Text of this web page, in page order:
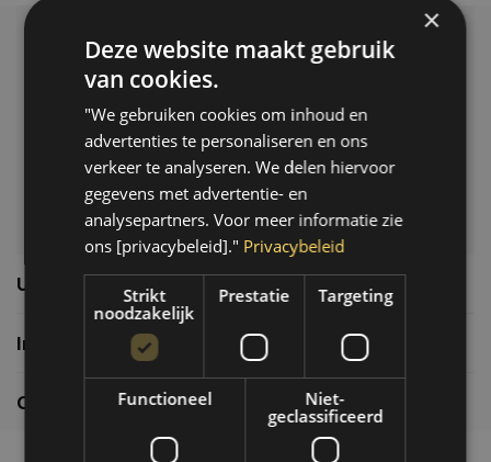
Klantenservice
Veelgestelde vragen
06-39119169
info@autoklusser.nl
Usefull links
Informatie
Contactgegevens
×
Deze website maakt gebruik
van cookies.
"We gebruiken cookies om inhoud en
advertenties te personaliseren en ons
verkeer te analyseren. We delen hiervoor
gegevens met advertentie- en
analysepartners. Voor meer informatie zie
ons [privacybeleid]." Privacybeleid
Strikt
noodzakelijk
Prestatie Targeting
Functioneel
Niet-
geclassificeerd